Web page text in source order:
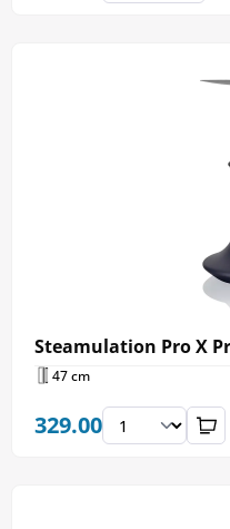
Steamulation Pro X
47 cm
329.00